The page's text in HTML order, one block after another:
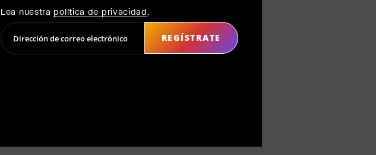
Lea nuestra política de privacidad.
REGÍSTRATE